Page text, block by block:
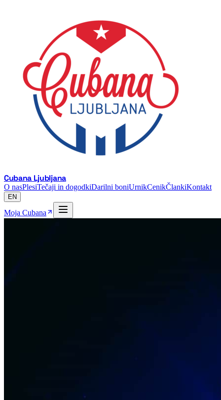
Cubana Ljubljana
O nasPlesiTečaji in dogodkiDarilni boniUrnikCenikČlankiKontakt
EN
Moja Cubana